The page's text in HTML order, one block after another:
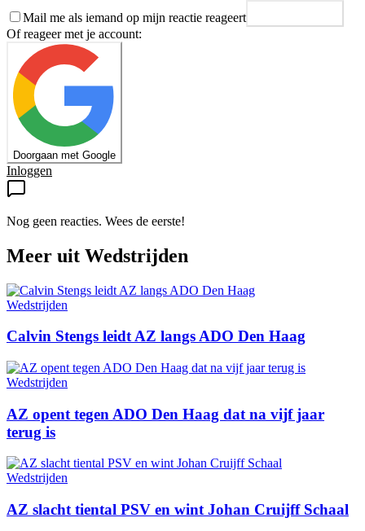
Mail me als iemand op mijn reactie reageert
Of reageer met je account:
Doorgaan met Google
Inloggen
Nog geen reacties. Wees de eerste!
Meer uit Wedstrijden
Wedstrijden
Calvin Stengs leidt AZ langs ADO Den Haag
Wedstrijden
AZ opent tegen ADO Den Haag dat na vijf jaar
terug is
Wedstrijden
AZ slacht tiental PSV en wint Johan Cruijff Schaal